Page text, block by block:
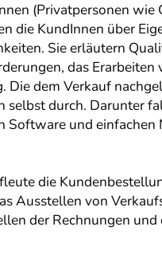
(Privatpersonen
die KundInnen über
Sie erläutern
das
dem Verkauf
selbst durch. Darunter
Software und
die
Ausstellen von
der Rechnungen